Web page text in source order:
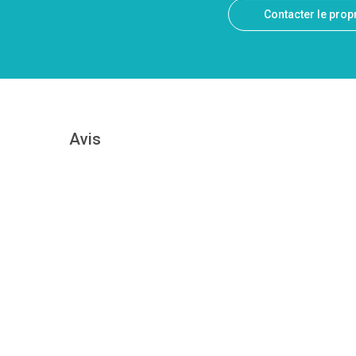
Contacter le
Avis